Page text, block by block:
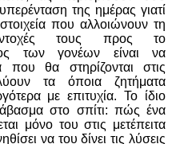
της ημέρας γιατί
που αλλοιώνουν τη
τους προς το
των γονέων είναι να
που θα στηρίζονται στις
τα όποια ζητήματα
με επιτυχία. Το ίδιο
στο σπίτι: πώς ένα
μόνο του στις μετέπειτα
να του δίνει τις λύσεις